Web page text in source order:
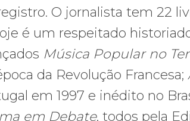
O jornalista tem 22
é um respeitado
Música Popular no
da Revolução Francesa;
em 1997 e inédito no
em Debate, todos pela